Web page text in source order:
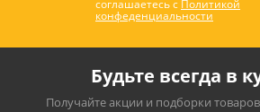
соглашаетесь с Политикой
конфеденциальности
Будьте всегда в
Получайте акции и подборки